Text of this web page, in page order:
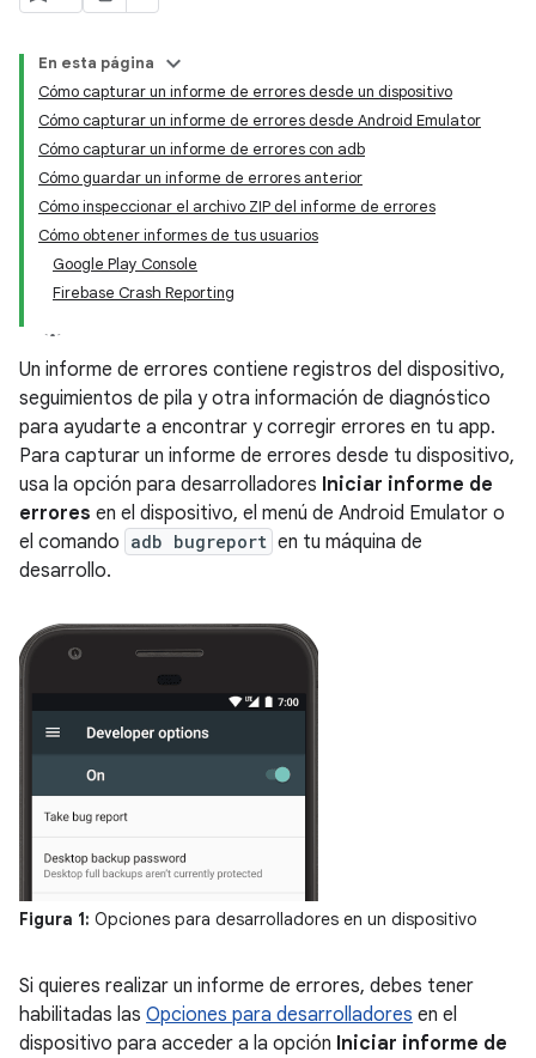
En esta página
Cómo capturar un informe de errores desde un dispositivo
Cómo capturar un informe de errores desde Android Emulator
Cómo capturar un informe de errores con adb
Cómo guardar un informe de errores anterior
Cómo inspeccionar el archivo ZIP del informe de errores
Cómo obtener informes de tus usuarios
Google Play Console
Firebase Crash Reporting
Un informe de errores contiene registros del dispositivo,
seguimientos de pila y otra información de diagnóstico
para ayudarte a encontrar y corregir errores en tu app.
Para capturar un informe de errores desde tu dispositivo,
usa la opción para desarrolladores Iniciar informe de
errores en el dispositivo, el menú de Android Emulator o
el comando adb bugreport en tu máquina de
desarrollo.
Figura 1: Opciones para desarrolladores en un dispositivo
Si quieres realizar un informe de errores, debes tener
habilitadas las Opciones para desarrolladores en el
dispositivo para acceder a la opción Iniciar informe de